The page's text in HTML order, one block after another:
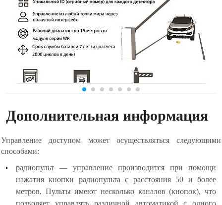
Дополнительная информация
Управление доступом может осуществляться следующими
способами:
радиопульт — управление производится при помощи
нажатия кнопки радиопульта с расстояния 50 и более
метров. Пульты имеют несколько каналов (кнопок), что
позволяет управлять различной автоматикой с одного